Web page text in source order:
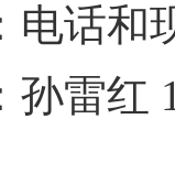
电话和
雷红